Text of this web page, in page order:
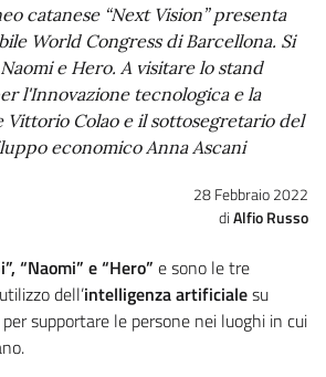
catanese “Next Vision” presenta
World Congress di Barcellona. Si
e Hero. A visitare lo stand
l'Innovazione tecnologica e la
Vittorio Colao e il sottosegretario del
economico Anna Ascani
28 Febbraio 2022
Alfio Russo
“Naomi” e “Hero” e sono le tre
dell’intelligenza artificialesu
supportare le persone nei luoghi in cui